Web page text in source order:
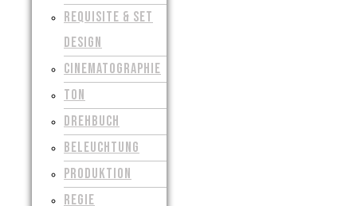
REQUISITE & SET
DESIGN
CINEMATOGRAPHIE
TON
DREHBUCH
BELEUCHTUNG
PRODUKTION
REGIE